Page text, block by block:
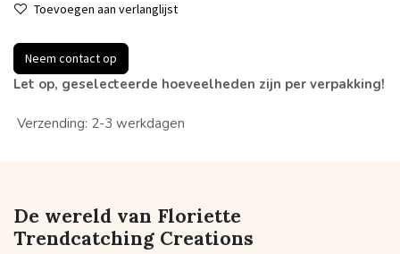
Toevoegen aan verlanglijst
Neem contact op
Let op, geselecteerde hoeveelheden zijn per verpakking!
Verzending: 2-3 werkdagen
De wereld van Floriette
Trendcatching Creations